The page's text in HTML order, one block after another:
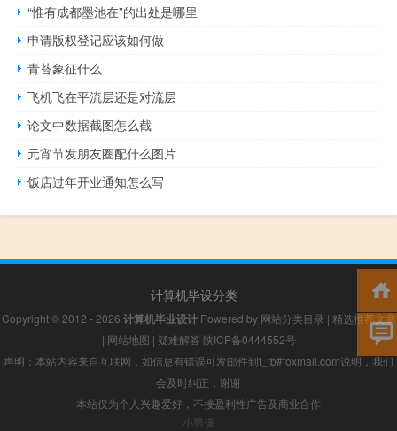
“惟有成都墨池在”的出处是哪里
申请版权登记应该如何做
青苔象征什么
飞机飞在平流层还是对流层
论文中数据截图怎么截
元宵节发朋友圈配什么图片
饭店过年开业通知怎么写
计算机毕设分类
Copyright © 2012 - 2026 计算机毕业设计Powered by 网站分类目录 | 精选推荐文章
| 网站地图 | 疑难解答 陕ICP备0444552号
声明：本站内容来自互联网，如信息有错误可发邮件到f_fb#foxmail.com说明，我们
会及时纠正，谢谢
本站仅为个人兴趣爱好，不接盈利性广告及商业合作
小男孩